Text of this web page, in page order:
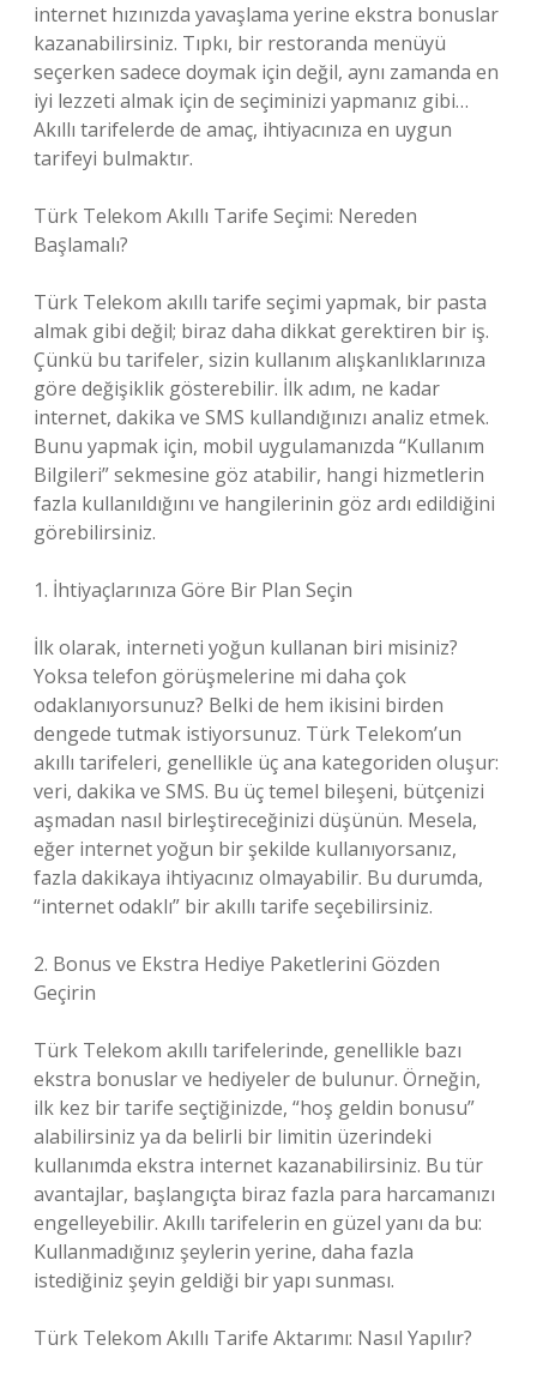
internet hızınızda yavaşlama yerine ekstra bonuslar
kazanabilirsiniz. Tıpkı, bir restoranda menüyü
seçerken sadece doymak için değil, aynı zamanda en
iyi lezzeti almak için de seçiminizi yapmanız gibi…
Akıllı tarifelerde de amaç, ihtiyacınıza en uygun
tarifeyi bulmaktır.
Türk Telekom Akıllı Tarife Seçimi: Nereden
Başlamalı?
Türk Telekom akıllı tarife seçimi yapmak, bir pasta
almak gibi değil; biraz daha dikkat gerektiren bir iş.
Çünkü bu tarifeler, sizin kullanım alışkanlıklarınıza
göre değişiklik gösterebilir. İlk adım, ne kadar
internet, dakika ve SMS kullandığınızı analiz etmek.
Bunu yapmak için, mobil uygulamanızda “Kullanım
Bilgileri” sekmesine göz atabilir, hangi hizmetlerin
fazla kullanıldığını ve hangilerinin göz ardı edildiğini
görebilirsiniz.
1. İhtiyaçlarınıza Göre Bir Plan Seçin
İlk olarak, interneti yoğun kullanan biri misiniz?
Yoksa telefon görüşmelerine mi daha çok
odaklanıyorsunuz? Belki de hem ikisini birden
dengede tutmak istiyorsunuz. Türk Telekom’un
akıllı tarifeleri, genellikle üç ana kategoriden oluşur:
veri, dakika ve SMS. Bu üç temel bileşeni, bütçenizi
aşmadan nasıl birleştireceğinizi düşünün. Mesela,
eğer internet yoğun bir şekilde kullanıyorsanız,
fazla dakikaya ihtiyacınız olmayabilir. Bu durumda,
“internet odaklı” bir akıllı tarife seçebilirsiniz.
2. Bonus ve Ekstra Hediye Paketlerini Gözden
Geçirin
Türk Telekom akıllı tarifelerinde, genellikle bazı
ekstra bonuslar ve hediyeler de bulunur. Örneğin,
ilk kez bir tarife seçtiğinizde, “hoş geldin bonusu”
alabilirsiniz ya da belirli bir limitin üzerindeki
kullanımda ekstra internet kazanabilirsiniz. Bu tür
avantajlar, başlangıçta biraz fazla para harcamanızı
engelleyebilir. Akıllı tarifelerin en güzel yanı da bu:
Kullanmadığınız şeylerin yerine, daha fazla
istediğiniz şeyin geldiği bir yapı sunması.
Türk Telekom Akıllı Tarife Aktarımı: Nasıl Yapılır?